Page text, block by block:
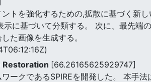
トを強化するための,拡散に基づく新
に基づいて分類する。 次に、最先端
た画像を生成する。
Restoration [66.26165625929747]
ークであるSPIREを開発した。 本手